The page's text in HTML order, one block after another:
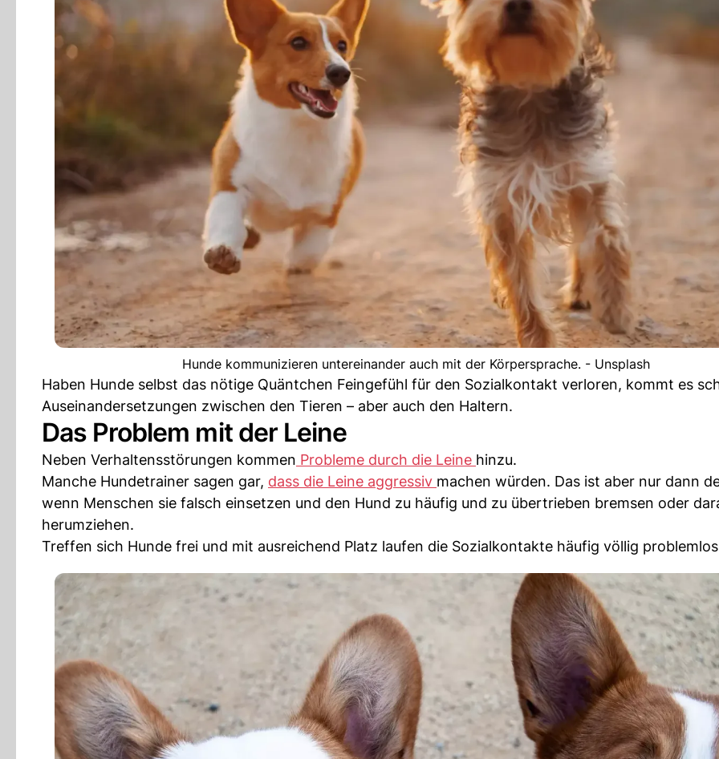
Hunde kommunizieren untereinander auch mit der Körpersprache. - Unsplash
Haben Hunde selbst das nötige Quäntchen Feingefühl für den Sozialkontakt verloren, kommt es
Auseinandersetzungen zwischen den Tieren – aber auch den Haltern.
Das Problem mit der Leine
Neben Verhaltensstörungen kommen Probleme durch die Leine hinzu.
Manche Hundetrainer sagen gar, dass die Leine aggressiv machen würden. Das ist aber nur dann
wenn Menschen sie falsch einsetzen und den Hund zu häufig und zu übertrieben bremsen oder
herumziehen.
Treffen sich Hunde frei und mit ausreichend Platz laufen die Sozialkontakte häufig völlig